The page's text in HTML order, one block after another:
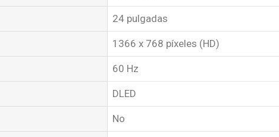
24 pulgadas
1366 x 768 píxeles (HD)
60 Hz
DLED
No